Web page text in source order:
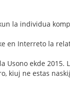
la individua
en Interreto la
Usono ekde
kiuj ne estas